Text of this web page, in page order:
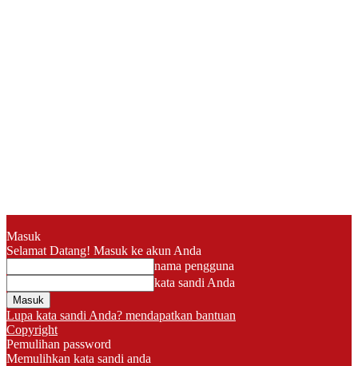
Masuk
Selamat Datang! Masuk ke akun Anda
nama pengguna
kata sandi Anda
Lupa kata sandi Anda? mendapatkan bantuan
Copyright
Pemulihan password
Memulihkan kata sandi anda